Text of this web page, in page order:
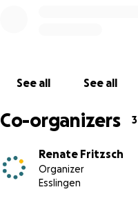
Herzlichen Dank!
Renate Fritzsch
Alexander Grevel
Gebhard Borck
See all See all
Co-organizers 3
Renate Fritzsch
Organizer
Esslingen